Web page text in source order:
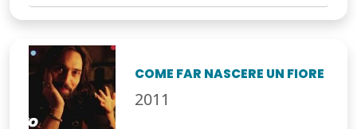
COME FAR NASCERE UN FIORE
2011